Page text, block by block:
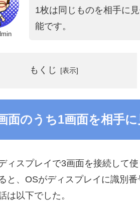
1枚は同じものを相手に
能です。
もくじ
面のうち1画面を相手
ィスプレイで3画面を接続して使
と、OSがディスプレイに識別番
は以下でした。